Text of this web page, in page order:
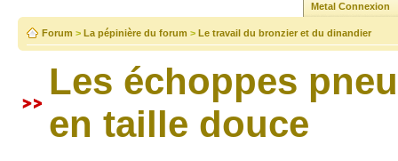
Metal Connexion
Forum > La pépinière du forum > Le travail du bronzier et du dinandier
Les échoppes
en taille douce